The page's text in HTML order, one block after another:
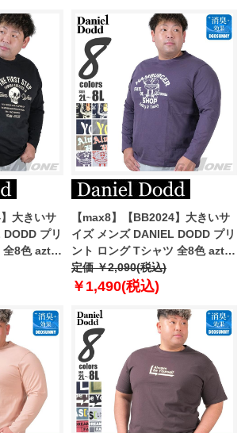
大きいサ
プリ
全8色 azt-
【max8】【BB2024】大きいサ
イズ メンズ DANIEL DODD プリ
ント ロング Tシャツ 全8色 azt-
2404pt3
定価 ￥2,090(税込)
￥1,490(税込)